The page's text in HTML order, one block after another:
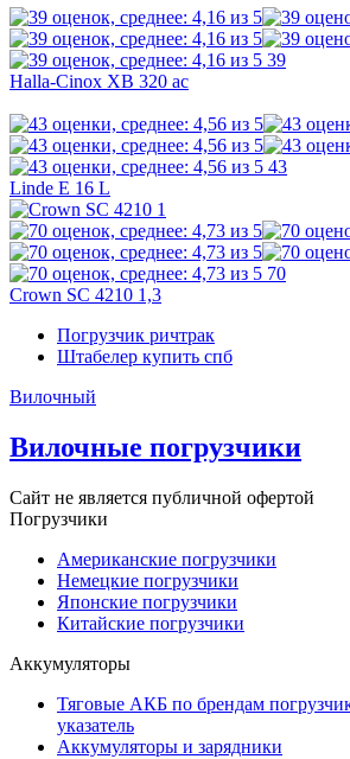
39
Halla-Cinox XB 320 ac
43
Linde E 16 L
70
Crown SC 4210 1,3
Погрузчик ричтрак
Штабелер купить спб
Вилочный
Вилочные погрузчики
Сайт не является публичной офертой
Погрузчики
Американские погрузчики
Немецкие погрузчики
Японские погрузчики
Китайские погрузчики
Аккумуляторы
Тяговые АКБ по брендам
указатель
Аккумуляторы и зарядники